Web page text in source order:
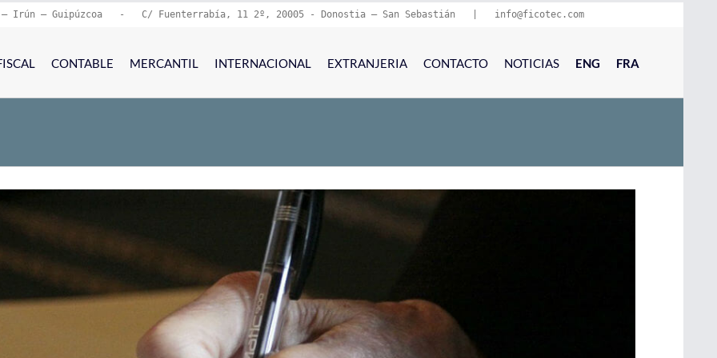
Irún – Guipúzcoa   -   C/ Fuenterrabía, 11 2º, 20005 - Donostia – San Sebastián   | info@ficotec.com
CONTABLE MERCANTIL INTERNACIONAL EXTRANJERIA CONTACTO NOTICIAS ENG FRA